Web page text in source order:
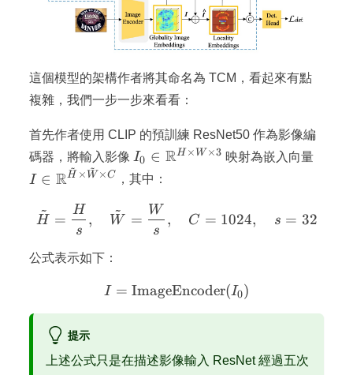
這個模型的架構作者將其命名為 TCM，看起來有點
複雜，我們一步一步來看看：
首先作者使用 CLIP 的預訓練 ResNet50 作為影像編
碼器，將輸入影像 I_0 \in
\mathbb{R}^{H
3}
I0 ∈ RH× W×3 映射為嵌入向量I \in
I ∈ RH
~
× W
~
×C ，其中：
\tilde{H} = \frac{H}{s},
H
~
=
s
H
, W
~
=
s
W
, C = 1024, s = 32
公式表示如下：
I =
I = ImageEncoder(I0)
提示
上述公式只是在描述影像輸入 ResNet 經過五次